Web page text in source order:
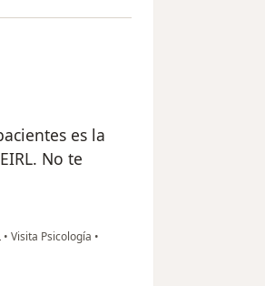
es la
No te
• Visita Psicología •